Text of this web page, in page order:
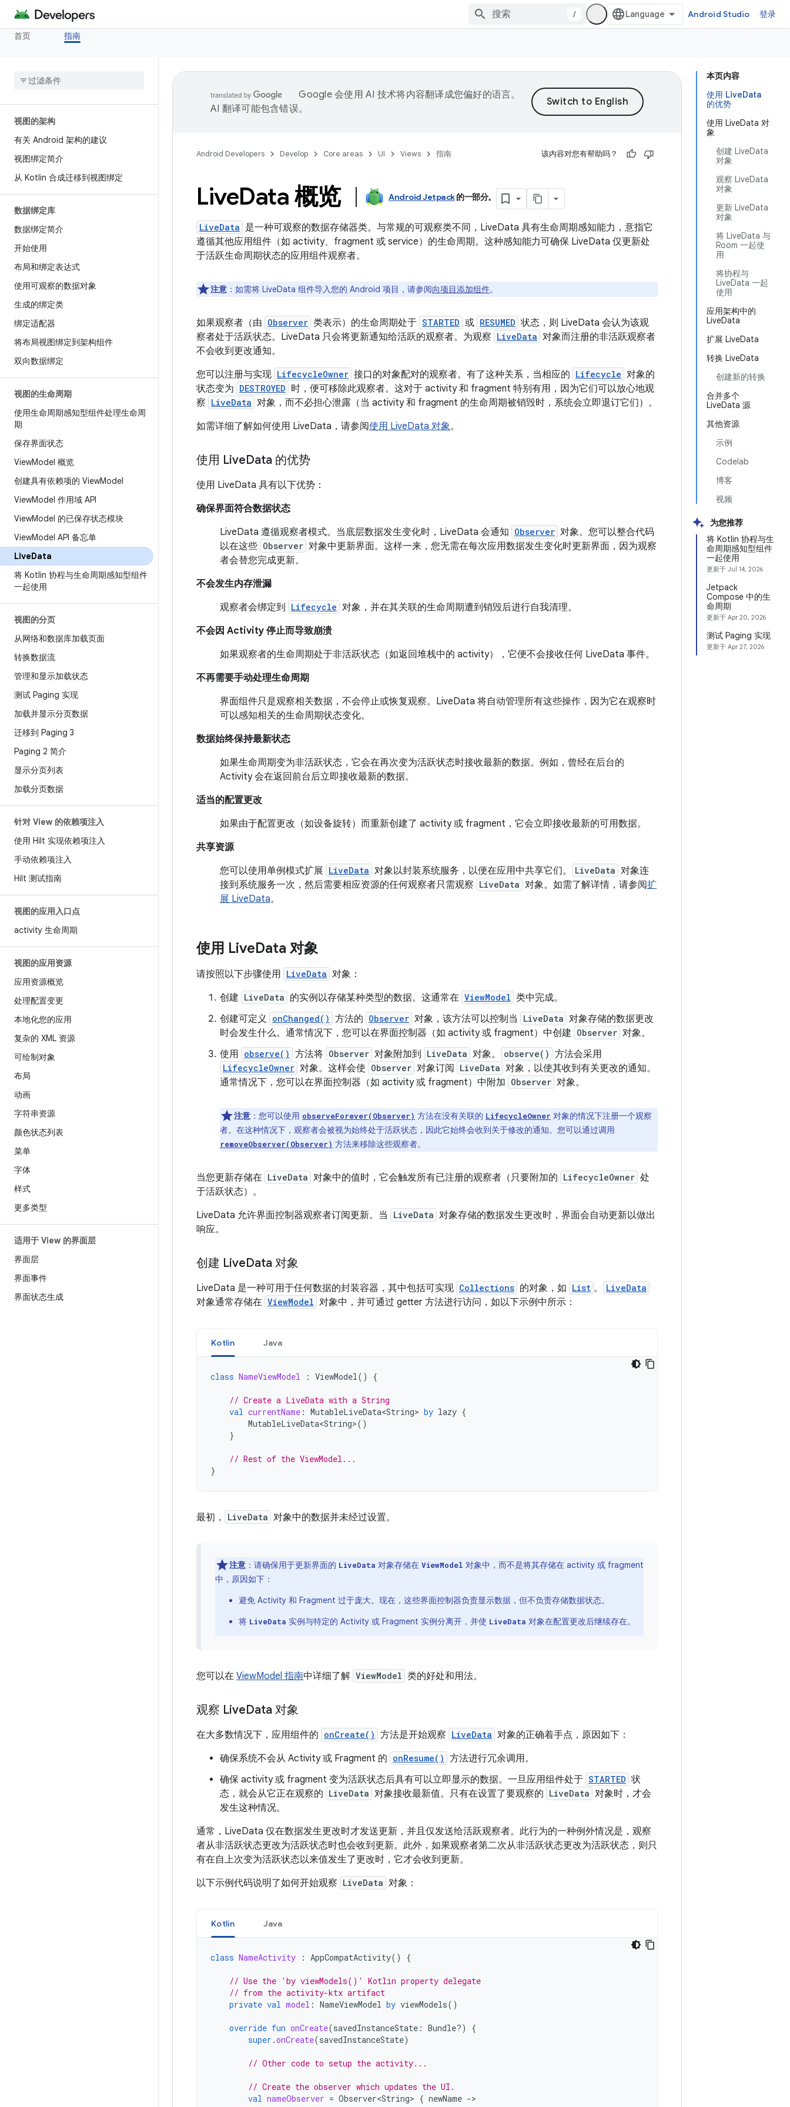
/ Android Studio 登录
首页 指南
视图的架构
有关 Android 架构的建议
视图绑定简介
从 Kotlin 合成迁移到视图绑定
数据绑定库
数据绑定简介
开始使用
布局和绑定表达式
使用可观察的数据对象
生成的绑定类
绑定适配器
将布局视图绑定到架构组件
双向数据绑定
视图的生命周期
使用生命周期感知型组件处理生命周
期
保存界面状态
ViewModel 概览
创建具有依赖项的 ViewModel
ViewModel 作用域 API
ViewModel 的已保存状态模块
ViewModel API 备忘单
LiveData
将 Kotlin 协程与生命周期感知型组件
一起使用
视图的分页
从网络和数据库加载页面
转换数据流
管理和显示加载状态
测试 Paging 实现
加载并显示分页数据
迁移到 Paging 3
Paging 2 简介
显示分页列表
加载分页数据
针对 View 的依赖项注入
使用 Hilt 实现依赖项注入
手动依赖项注入
Hilt 测试指南
视图的应用入口点
activity 生命周期
视图的应用资源
应用资源概览
处理配置变更
本地化您的应用
复杂的 XML 资源
可绘制对象
布局
动画
字符串资源
颜色状态列表
菜单
字体
样式
更多类型
适用于 View 的界面层
界面层
界面事件
界面状态生成
本页内容
使用 LiveData
的优势
使用 LiveData 对
象
创建 LiveData
对象
观察 LiveData
对象
更新 LiveData
对象
将 LiveData 与
Room 一起使
用
将协程与
LiveData 一起
使用
应用架构中的
LiveData
扩展 LiveData
转换 LiveData
创建新的转换
合并多个
LiveData 源
其他资源
示例
Codelab
博客
视频
为您推荐
将 Kotlin 协程与生
命周期感知型组件
一起使用
更新于 Jul 14, 2026
Jetpack
Compose 中的生
命周期
更新于 Apr 20, 2026
测试 Paging 实现
更新于 Apr 27, 2026
Google 会使用 AI 技术将内容翻译成您偏好的语言。
AI 翻译可能包含错误。
Android Developers Develop Core areas UI Views 指南 该内容对您有帮助吗？
LiveData 概览 Android Jetpack的一部分。
LiveData 是一种可观察的数据存储器类。与常规的可观察类不同，LiveData 具有生命周期感知能力，意指它
遵循其他应用组件（如 activity、fragment 或 service）的生命周期。这种感知能力可确保 LiveData 仅更新处
于活跃生命周期状态的应用组件观察者。
注意 ：如需将 LiveData 组件导入您的 Android 项目，请参阅向项目添加组件。
如果观察者（由 Observer 类表示）的生命周期处于 STARTED 或 RESUMED 状态，则 LiveData 会认为该观
察者处于活跃状态。LiveData 只会将更新通知给活跃的观察者。为观察 LiveData 对象而注册的非活跃观察者
不会收到更改通知。
您可以注册与实现 LifecycleOwner 接口的对象配对的观察者。有了这种关系，当相应的 Lifecycle 对象的
状态变为 DESTROYED 时，便可移除此观察者。这对于 activity 和 fragment 特别有用，因为它们可以放心地观
察 LiveData 对象，而不必担心泄露（当 activity 和 fragment 的生命周期被销毁时，系统会立即退订它们）。
如需详细了解如何使用 LiveData，请参阅使用 LiveData 对象。
使用 LiveData 的优势
使用 LiveData 具有以下优势：
确保界面符合数据状态
LiveData 遵循观察者模式。当底层数据发生变化时，LiveData 会通知 Observer 对象。您可以整合代码
以在这些 Observer 对象中更新界面。这样一来，您无需在每次应用数据发生变化时更新界面，因为观察
者会替您完成更新。
不会发生内存泄漏
观察者会绑定到
Lifecycle 对象，并在其关联的生命周期遭到销毁后进行自我清理。
不会因 Activity 停止而导致崩溃
如果观察者的生命周期处于非活跃状态（如返回堆栈中的 activity），它便不会接收任何 LiveData 事件。
不再需要手动处理生命周期
界面组件只是观察相关数据，不会停止或恢复观察。LiveData 将自动管理所有这些操作，因为它在观察时
可以感知相关的生命周期状态变化。
数据始终保持最新状态
如果生命周期变为非活跃状态，它会在再次变为活跃状态时接收最新的数据。例如，曾经在后台的
Activity 会在返回前台后立即接收最新的数据。
适当的配置更改
如果由于配置更改（如设备旋转）而重新创建了 activity 或 fragment，它会立即接收最新的可用数据。
共享资源
您可以使用单例模式扩展 LiveData 对象以封装系统服务，以便在应用中共享它们。 LiveData 对象连
接到系统服务一次，然后需要相应资源的任何观察者只需观察 LiveData 对象。如需了解详情，请参阅扩
展 LiveData。
使用 LiveData 对象
请按照以下步骤使用 LiveData 对象：
创建 LiveData 的实例以存储某种类型的数据。这通常在 ViewModel 类中完成。
创建可定义 onChanged() 方法的 Observer 对象，该方法可以控制当 LiveData 对象存储的数据更改
时会发生什么。通常情况下，您可以在界面控制器（如 activity 或 fragment）中创建 Observer 对象。
使用 observe() 方法将 Observer 对象附加到 LiveData 对象。 observe() 方法会采用
LifecycleOwner 对象。这样会使 Observer 对象订阅 LiveData 对象，以使其收到有关更改的通知。
通常情况下，您可以在界面控制器（如 activity 或 fragment）中附加 Observer 对象。
注意 ：您可以使用 observeForever(Observer) 方法在没有关联的 LifecycleOwner 对象的情况下注册一个观察
者。在这种情况下，观察者会被视为始终处于活跃状态，因此它始终会收到关于修改的通知。您可以通过调用
removeObserver(Observer) 方法来移除这些观察者。
当您更新存储在 LiveData 对象中的值时，它会触发所有已注册的观察者（只要附加的 LifecycleOwner 处
于活跃状态）。
LiveData 允许界面控制器观察者订阅更新。当
LiveData 对象存储的数据发生更改时，界面会自动更新以做出
响应。
创建 LiveData 对象
LiveData 是一种可用于任何数据的封装容器，其中包括可实现 Collections 的对象，如 List 。 LiveData
对象通常存储在 ViewModel 对象中，并可通过 getter 方法进行访问，如以下示例中所示：
Kotlin Java
class NameViewModel : ViewModel() {
// Create a LiveData with a String
val currentName : MutableLiveData<String> by lazy {
MutableLiveData<String>()
}
// Rest of the ViewModel...
}
最初， LiveData 对象中的数据并未经过设置。
注意 ：请确保用于更新界面的 LiveData 对象存储在 ViewModel 对象中，而不是将其存储在 activity 或 fragment
中，原因如下：
避免 Activity 和 Fragment 过于庞大。现在，这些界面控制器负责显示数据，但不负责存储数据状态。
将 LiveData 实例与特定的 Activity 或 Fragment 实例分离开，并使 LiveData 对象在配置更改后继续存在。
您可以在 ViewModel 指南中详细了解 ViewModel 类的好处和用法。
观察 LiveData 对象
在大多数情况下，应用组件的 onCreate() 方法是开始观察 LiveData 对象的正确着手点，原因如下：
确保系统不会从 Activity 或 Fragment 的 onResume() 方法进行冗余调用。
确保 activity 或 fragment 变为活跃状态后具有可以立即显示的数据。一旦应用组件处于 STARTED 状
态，就会从它正在观察的 LiveData 对象接收最新值。只有在设置了要观察的 LiveData 对象时，才会
发生这种情况。
通常，LiveData 仅在数据发生更改时才发送更新，并且仅发送给活跃观察者。此行为的一种例外情况是，观察
者从非活跃状态更改为活跃状态时也会收到更新。此外，如果观察者第二次从非活跃状态更改为活跃状态，则只
有在自上次变为活跃状态以来值发生了更改时，它才会收到更新。
以下示例代码说明了如何开始观察 LiveData 对象：
Kotlin Java
class NameActivity : AppCompatActivity() {
// Use the 'by viewModels()' Kotlin property delegate
// from the activity-ktx artifact
private val model : NameViewModel by viewModels()
override fun onCreate(savedInstanceState : Bundle?)
{
super .onCreate(savedInstanceState)
// Other code to setup the activity...
// Create the observer which updates the UI.
val nameObserver = Observer<String> { newName -